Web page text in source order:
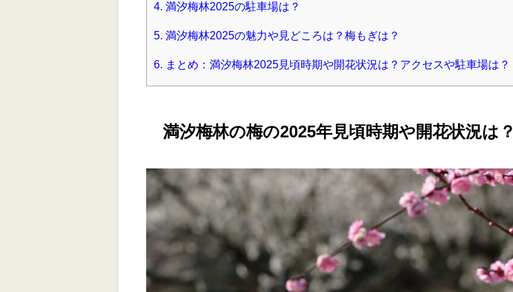
4. 満汐梅林2025の駐車場は？
5. 満汐梅林2025の魅力や見どころは？梅もぎは？
6. まとめ：満汐梅林2025見頃時期や開花状況は？アクセスや駐車場は？
満汐梅林の梅の2025年見頃時期や開花状況は？